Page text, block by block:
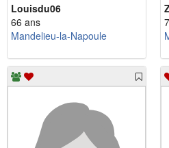
Louisdu06
66 ans
Mandelieu-la-Napoule